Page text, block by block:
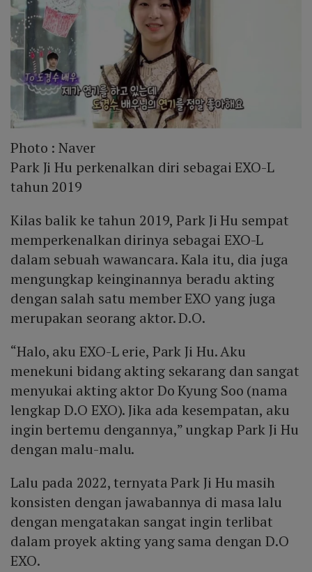
Photo :Naver
Park Ji Hu perkenalkan diri sebagai EXO-L
tahun 2019
Kilas balik ke tahun 2019, Park Ji Hu sempat
memperkenalkan dirinya sebagai EXO-L
dalam sebuah wawancara. Kala itu, dia juga
mengungkap keinginannya beradu akting
dengan salah satu member EXO yang juga
merupakan seorang aktor. D.O.
“Halo, aku EXO-L erie, Park Ji Hu. Aku
menekuni bidang akting sekarang dan sangat
menyukai akting aktor Do Kyung Soo (nama
lengkap D.O EXO). Jika ada kesempatan, aku
ingin bertemu dengannya,” ungkap Park Ji Hu
dengan malu-malu.
Lalu pada 2022, ternyata Park Ji Hu masih
konsisten dengan jawabannya di masa lalu
dengan mengatakan sangat ingin terlibat
dalam proyek akting yang sama dengan D.O
EXO.